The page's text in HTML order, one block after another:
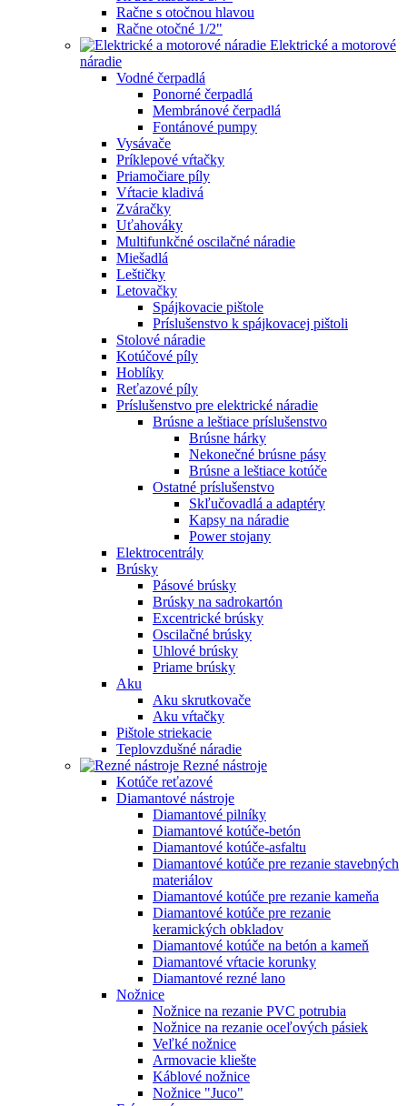
Račne s otočnou hlavou
Račne otočné 1/2"
Elektrické a motorové
náradie
Vodné čerpadlá
Ponorné čerpadlá
Membránové čerpadlá
Fontánové pumpy
Vysávače
Príklepové vŕtačky
Priamočiare píly
Vŕtacie kladivá
Zváračky
Uťahováky
Multifunkčné oscilačné náradie
Miešadlá
Leštičky
Letovačky
Spájkovacie pištole
Príslušenstvo k spájkovacej pištoli
Stolové náradie
Kotúčové píly
Hoblíky
Reťazové píly
Príslušenstvo pre elektrické náradie
Brúsne a leštiace príslušenstvo
Brúsne hárky
Nekonečné brúsne pásy
Brúsne a leštiace kotúče
Ostatné príslušenstvo
Skľučovadlá a adaptéry
Kapsy na náradie
Power stojany
Elektrocentrály
Brúsky
Pásové brúsky
Brúsky na sadrokartón
Excentrické brúsky
Oscilačné brúsky
Uhlové brúsky
Priame brúsky
Aku
Aku skrutkovače
Aku vŕtačky
Pištole striekacie
Teplovzdušné náradie
Rezné nástroje
Kotúče reťazové
Diamantové nástroje
Diamantové pilníky
Diamantové kotúče-betón
Diamantové kotúče-asfaltu
Diamantové kotúče pre rezanie stavebných
materiálov
Diamantové kotúče pre rezanie kameňa
Diamantové kotúče pre rezanie
keramických obkladov
Diamantové kotúče na betón a kameň
Diamantové vŕtacie korunky
Diamantové rezné lano
Nožnice
Nožnice na rezanie PVC potrubia
Nožnice na rezanie oceľových pásiek
Veľké nožnice
Armovacie kliešte
Káblové nožnice
Nožnice "Juco"